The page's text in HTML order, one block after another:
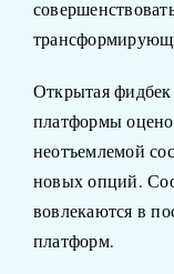
Открытая фидбек
платформы
неотъемлемой
новых опций.
вовлекаются в
платформ.